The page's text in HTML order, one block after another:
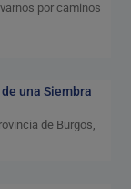
por caminos
una Siembra
de Burgos,